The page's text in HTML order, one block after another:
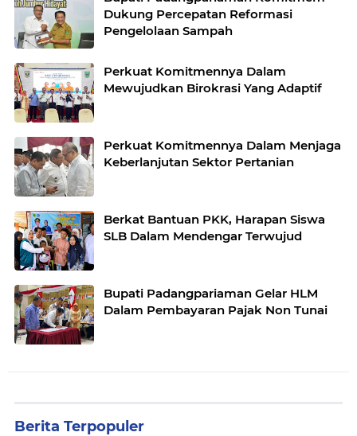
Dukung Percepatan Reformasi
Pengelolaan Sampah
Perkuat Komitmennya Dalam
Mewujudkan Birokrasi Yang Adaptif
Perkuat Komitmennya Dalam Menjaga
Keberlanjutan Sektor Pertanian
Berkat Bantuan PKK, Harapan Siswa
SLB Dalam Mendengar Terwujud
Bupati Padangpariaman Gelar HLM
Dalam Pembayaran Pajak Non Tunai
Berita Terpopuler